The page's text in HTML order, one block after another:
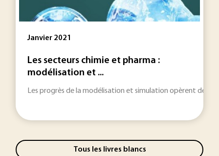
Janvier 2021
Les secteurs chimie et pharma :
modélisation et ...
Les progrès de la modélisation et simulation opèrent des
Tous les livres blancs